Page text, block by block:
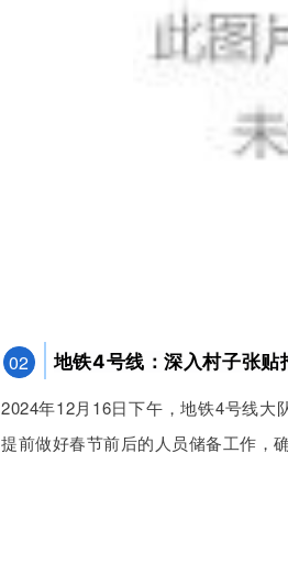
02 地铁4号线：深入村子张贴
2024年12月16日下午，地铁4号线
提前做好春节前后的人员储备工作，